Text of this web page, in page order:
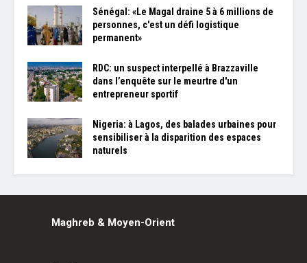
Sénégal: «Le Magal draine 5 à 6 millions de
personnes, c'est un défi logistique
permanent»
RDC: un suspect interpellé à Brazzaville
dans l’enquête sur le meurtre d'un
entrepreneur sportif
Nigeria: à Lagos, des balades urbaines pour
sensibiliser à la disparition des espaces
naturels
Maghreb & Moyen-Orient